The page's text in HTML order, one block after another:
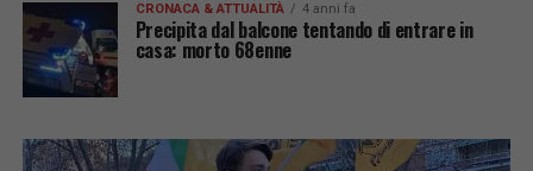
CRONACA & ATTUALITÀ 4 anni fa
Precipita dal balcone tentando di entrare in
casa: morto 68enne